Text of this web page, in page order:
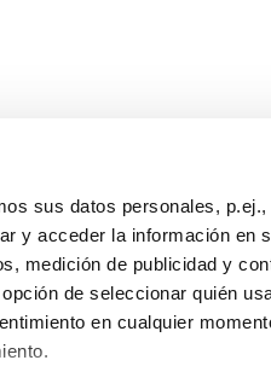
sus datos personales,
y acceder la información en
medición de publicidad y
de seleccionar quién
en cualquier